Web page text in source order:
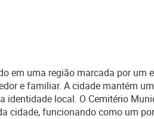
em uma região marcada por um
e familiar. A cidade mantém
local. O Cemitério
cidade, funcionando como um